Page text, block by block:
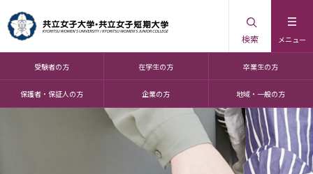
メニュー
検索
受験者の方 在学生の方 卒業生の方
保護者・保証人の方 企業の方 地域・一般の方